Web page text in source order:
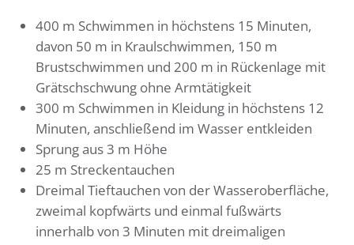
400 m Schwimmen in höchstens 15 Minuten,
davon 50 m in Kraulschwimmen, 150 m
Brustschwimmen und 200 m in Rückenlage mit
Grätschschwung ohne Armtätigkeit
300 m Schwimmen in Kleidung in höchstens 12
Minuten, anschließend im Wasser entkleiden
Sprung aus 3 m Höhe
25 m Streckentauchen
Dreimal Tieftauchen von der Wasseroberfläche,
zweimal kopfwärts und einmal fußwärts
innerhalb von 3 Minuten mit dreimaligen